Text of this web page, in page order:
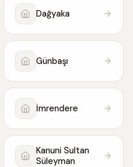
Dağyaka
Günbaşı
İmrendere
Kanuni Sultan
Süleyman